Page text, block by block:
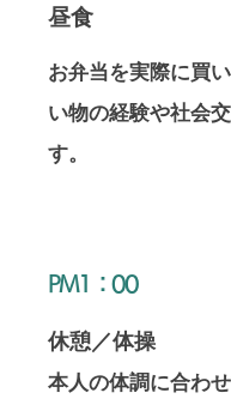
​昼食
お弁当を実際に買
い物の経験や社会
す。
​PM1：00
​休憩／体操
本人の体調に合わ